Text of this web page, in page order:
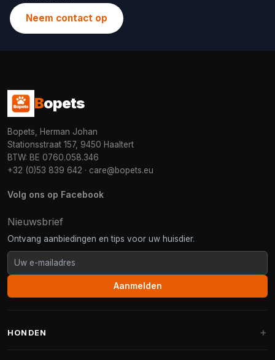
Neem contact op
Bopets
Bopets, Herman Johan
Stationsstraat 157, 9450 Haaltert
BTW: BE 0760.058.346
+32 (0)53 839 642 · care@bopets.eu
Volg ons op Facebook
Nieuwsbrief
Ontvang aanbiedingen en tips voor uw huisdier.
Aanmelden
HONDEN